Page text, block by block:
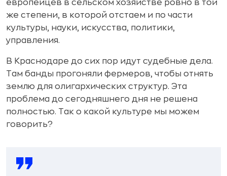
европейцев в сельском хозяйстве ровно в той
же степени, в которой отстаем и по части
культуры, науки, искусства, политики,
управления.
В Краснодаре до сих пор идут судебные дела.
Там банды прогоняли фермеров, чтобы отнять
землю для олигархических структур. Эта
проблема до сегодняшнего дня не решена
полностью. Так о какой культуре мы можем
говорить?